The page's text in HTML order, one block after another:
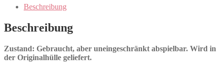
Apokalypse
Menge
Beschreibung
Beschreibung
Zustand: Gebraucht, aber uneingeschränkt abspielbar. Wird in
der Originalhülle geliefert.